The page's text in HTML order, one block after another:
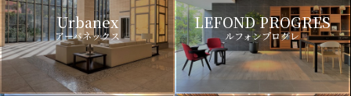
Urbanex
アーバネックス
LEFOND PROGRES
ルフォンプログレ